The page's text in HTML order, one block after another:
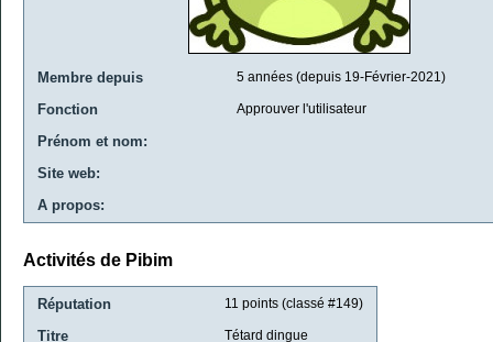
Membre depuis 5 années (depuis 19-Février-2021)
Fonction Approuver l'utilisateur
Prénom et nom:
Site web:
A propos:
Activités de Pibim
Réputation 11 points (classé #149)
Titre Tétard dingue